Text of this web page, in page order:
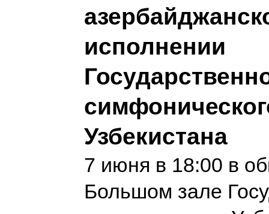
исполнении
Узбекистана
7 июня в 18:00 в
Большом зале